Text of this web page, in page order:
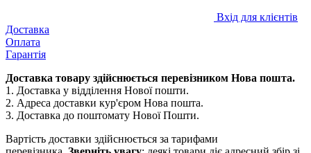
Вхід для клієнтів
Доставка
Оплата
Гарантія
Доставка товару здійснюється перевізником Нова пошта.
1. Доставка у відділення Нової пошти.
2. Адреса доставки кур'єром Нова пошта.
3. Доставка до поштомату Нової Пошти.
Вартість доставки здійснюється за тарифами